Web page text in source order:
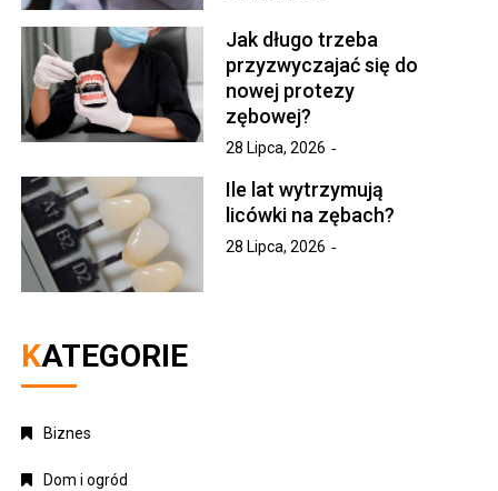
Jak długo trzeba
przyzwyczajać się do
nowej protezy
zębowej?
28 Lipca, 2026
Ile lat wytrzymują
licówki na zębach?
28 Lipca, 2026
KATEGORIE
Biznes
Dom i ogród